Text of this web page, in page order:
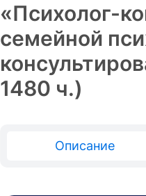
«Психолог-
семейной
1480 ч.)
Описание